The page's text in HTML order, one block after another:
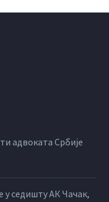
адвоката Србије
у седишту АК Чачак,